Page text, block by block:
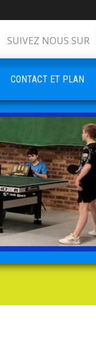
SUIVEZ NOUS SUR
CONTACT ET PLAN